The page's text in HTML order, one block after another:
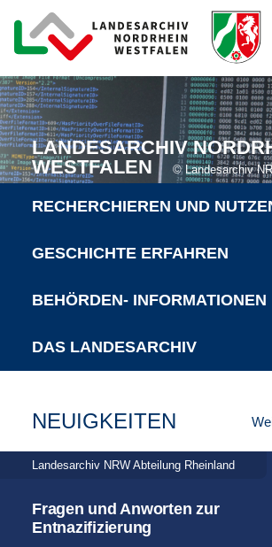
Landesarchiv
LANDESARCHIV
WESTFALEN
RECHERCHIEREN UND
GESCHICHTE ERFAHREN
BEHÖRDEN- INFORMATIONEN
DAS LANDESARCHIV
NEUIGKEITEN
Landesarchiv NRW Abteilung Rheinland
Fragen und Anworten zur
Entnazifizierung